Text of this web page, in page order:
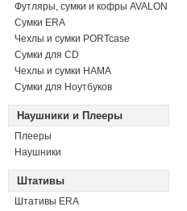
Футляры, сумки и кофры AVALON
Сумки ERA
Чехлы и сумки PORTcase
Сумки для CD
Чехлы и сумки HAMA
Сумки для Ноутбуков
Наушники и Плееры
Плееры
Наушники
Штативы
Штативы ERA